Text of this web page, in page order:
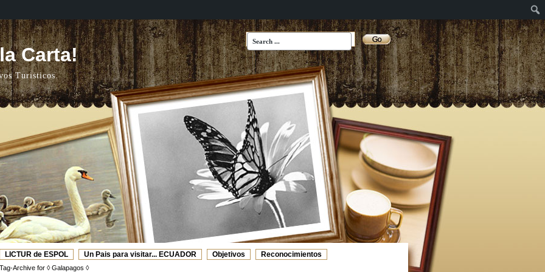
Carta!
Turisticos.
LICTUR de ESPOL Un Pais para visitar... ECUADOR Objetivos
Reconocimientos
Web's Recomendadas
Tag-Archive for ◊ Galapagos ◊